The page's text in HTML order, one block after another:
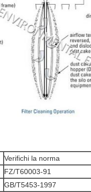
Verifichi la norma
FZ/T60003-91
GB/T5453-1997